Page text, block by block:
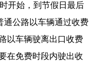
开始，到节假日最后
通公路以车辆通过收费
以车辆驶离出口收费
在免费时段内驶出收